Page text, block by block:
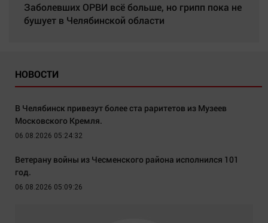
Заболевших ОРВИ всё больше, но грипп пока не
бушует в Челябинской области
НОВОСТИ
В Челябинск привезут более ста раритетов из Музеев
Московского Кремля.
06.08.2026 05:24:32
Ветерану войны из Чесменского района исполнился 101
год.
06.08.2026 05:09:26